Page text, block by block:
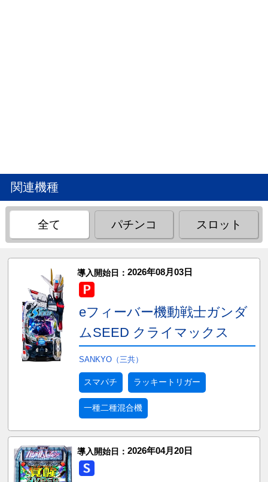
関連機種
全て パチンコ スロット
導入開始日： 2026年08月03日
eフィーバー機動戦士ガンダ
ムSEED クライマックス
SANKYO（三共）
スマパチ ラッキートリガー
一種二種混合機
導入開始日： 2026年04月20日